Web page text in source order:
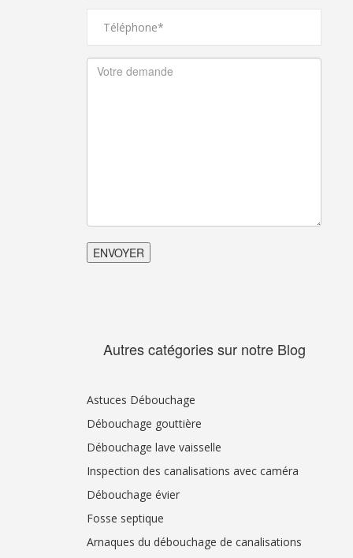
Autres catégories sur notre Blog
Astuces Débouchage
Débouchage gouttière
Débouchage lave vaisselle
Inspection des canalisations avec caméra
Débouchage évier
Fosse septique
Arnaques du débouchage de canalisations